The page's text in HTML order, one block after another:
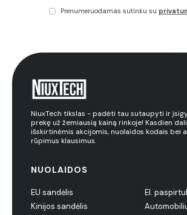
Prenumeruodamas sutinku su
NiuxTech tikslas - padėti tau sutaupyti ir
prekę už žemiausią kainą rinkoje! Kasdien
išskirtinėmis akcijomis, nuolaidos kodais bei
rūpimus klausimus.
NUOLAIDOS
EU sandėlis
Kinijos sandėlis
El.